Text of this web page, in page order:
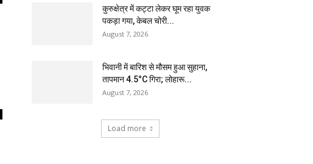
कुरुक्षेत्र में कट्टा लेकर घूम रहा युवक
पकड़ा गया, केबल चोरी...
August 7, 2026
भिवानी में बारिश से मौसम हुआ सुहाना,
तापमान 4.5°C गिरा; लोहारू...
August 7, 2026
Load more